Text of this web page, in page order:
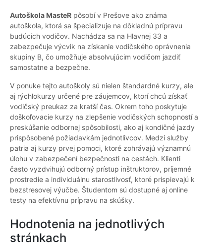
Autoškola MasteR pôsobí v Prešove ako známa
autoškola, ktorá sa špecializuje na dôkladnú prípravu
budúcich vodičov. Nachádza sa na Hlavnej 33 a
zabezpečuje výcvik na získanie vodičského oprávnenia
skupiny B, čo umožňuje absolvujúcim vodičom jazdiť
samostatne a bezpečne.
V ponuke tejto autoškoly sú nielen štandardné kurzy, ale
aj rýchlokurzy určené pre záujemcov, ktorí chcú získať
vodičský preukaz za kratší čas. Okrem toho poskytuje
doškoľovacie kurzy na zlepšenie vodičských schopností a
preskúšanie odbornej spôsobilosti, ako aj kondičné jazdy
prispôsobené požiadavkám jednotlivcov. Medzi služby
patria aj kurzy prvej pomoci, ktoré zohrávajú významnú
úlohu v zabezpečení bezpečnosti na cestách. Klienti
často vyzdvihujú odborný prístup inštruktorov, príjemné
prostredie a individuálnu starostlivosť, ktoré prispievajú k
bezstresovej výučbe. Študentom sú dostupné aj online
testy na efektívnu prípravu na skúšky.
Hodnotenia na jednotlivých
stránkach